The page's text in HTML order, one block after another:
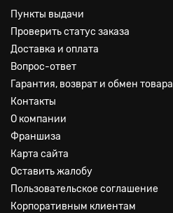
Пункты выдачи
Проверить статус заказа
Доставка и оплата
Вопрос-ответ
Гарантия, возврат и обмен товара
Контакты
О компании
Франшиза
Карта сайта
Оставить жалобу
Пользовательское соглашение
Корпоративным клиентам